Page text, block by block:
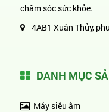
chăm sóc sức khỏe.
4AB1 Xuân Thủy,
DANH MỤC
Máy siêu âm